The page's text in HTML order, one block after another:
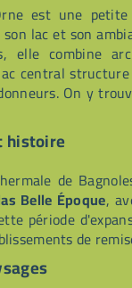
est une
lac et son
elle combine
central
On y
histoire
de
Belle Époque,
période
de